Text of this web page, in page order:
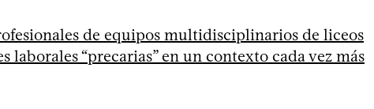
de equipos multidisciplinarios de liceos
laborales “precarias” en un contexto cada vez más